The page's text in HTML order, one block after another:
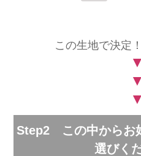
この生地で決定！
▼
▼
▼
Step2 この中からお
選びく